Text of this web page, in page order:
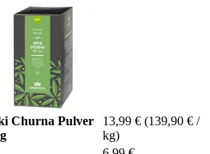
Churna Pulver
13,99 € (139,90 € /
kg)